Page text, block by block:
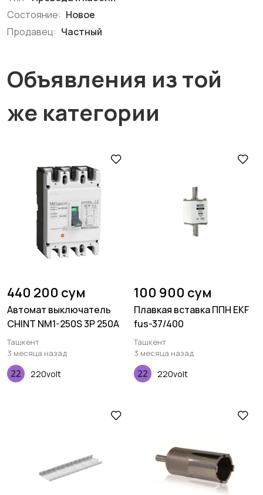
Состояние: Новое
Продавец: Частный
Объявления из той
же категории
440 200 сум
Автомат выключатель
CHINT NM1-250S 3P 250A
Ташкент
3 месяца назад
220volt
100 900 сум
Плавкая вставка ППН EKF
fus-37/400
Ташкент
3 месяца назад
220volt